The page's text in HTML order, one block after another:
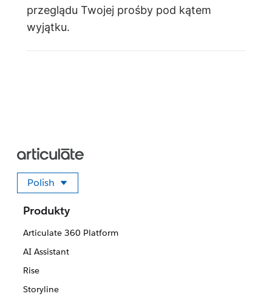
przeglądu Twojej prośby pod kątem
wyjątku.
Polish
Wybierz swój język
Produkty
Articulate 360 Platform
AI Assistant
Rise
Storyline